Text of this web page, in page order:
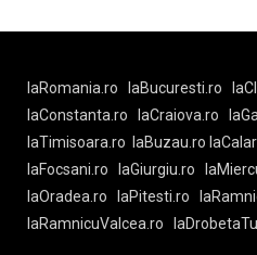
laRomania.ro laBucuresti.ro
laConstanta.ro
laCraiova.ro
laTimisoara.ro
laBuzau.ro
laFocsani.ro
laGiurgiu.ro
laOradea.ro
laPitesti.ro
laRamnicuValcea.ro